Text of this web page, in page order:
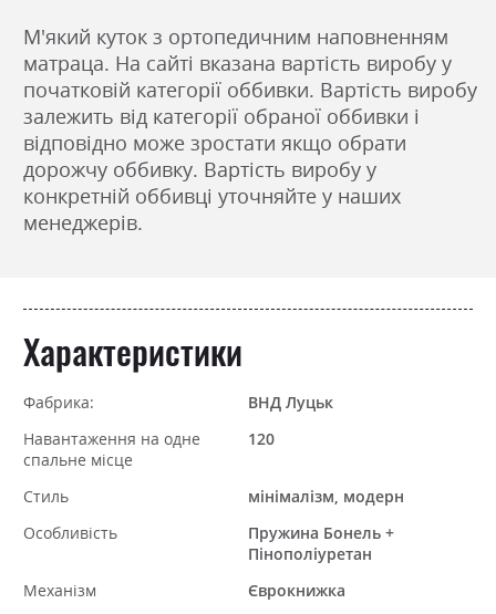
М'який куток з ортопедичним наповненням
матраца. На сайті вказана вартість виробу у
початковій категорії оббивки. Вартість виробу
залежить від категорії обраної оббивки і
відповідно може зростати якщо обрати
дорожчу оббивку. Вартість виробу у
конкретній оббивці уточняйте у наших
менеджерів.
Характеристики
Фабрика:
ВНД Луцьк
Навантаження на одне
спальне місце
120
Стиль
мінімалізм, модерн
Особливість
Пружина Бонель +
Пінополіуретан
Механізм
Єврокнижка